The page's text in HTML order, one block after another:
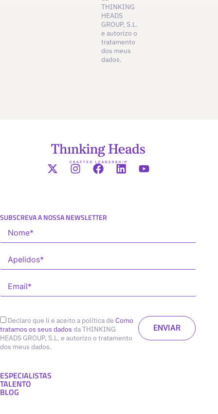
THINKING
HEADS
GROUP, S.L.
e autorizo o
tratamento
dos meus
dados.
SUBSCREVA A NOSSA NEWSLETTER
Declaro que li e aceito a política de Como
tratamos os seus dados da THINKING
HEADS GROUP, S.L. e autorizo o tratamento
dos meus dados.
ESPECIALISTAS
TALENTO
BLOG